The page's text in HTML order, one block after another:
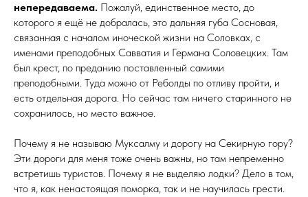
непередаваема. Пожалуй, единственное место, до
которого я ещё не добралась, это дальняя губа Сосновая,
связанная с началом иноческой жизни на Соловках, с
именами преподобных Савватия и Германа Соловецких. Там
был крест, по преданию поставленный самими
преподобными. Туда можно от Реболды по отливу пройти, и
есть отдельная дорога. Но сейчас там ничего старинного не
сохранилось, но место важное.
Почему я не называю Муксалму и дорогу на Секирную гору?
Эти дороги для меня тоже очень важны, но там непременно
встретишь туристов. Почему я не выделяю лодки? Дело в том,
что я, как ненастоящая поморка, так и не научилась грести.